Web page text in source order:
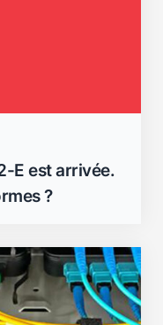
E est arrivée.
?